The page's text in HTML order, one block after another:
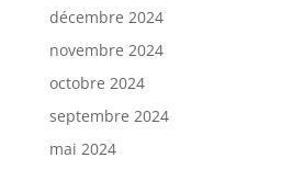
décembre 2024
novembre 2024
octobre 2024
septembre 2024
mai 2024